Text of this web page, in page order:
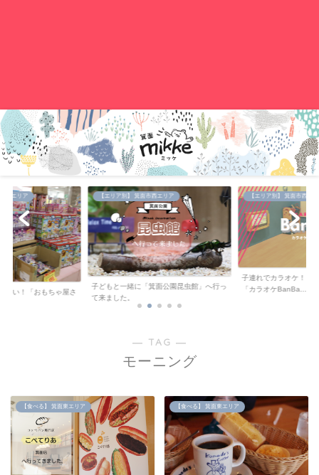
。
央エリア
安い！「おもちゃ屋さ
【エリア別】 箕面市西エリア
子どもと一緒に「箕面公園昆虫館」へ行っ
て来ました。
【エリア別】 箕面市西エ
子連れでカラオケ！キ
「カラオケBanBa...
― TAG ―
モーニング
【食べる】 箕面東エリア 【食べる】 箕面東エリア